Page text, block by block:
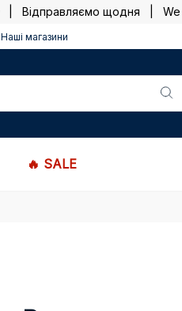
Відправляємо щодня | We
Наші магазини
🔥 SALE